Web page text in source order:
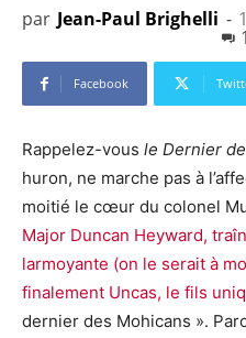
par Jean-Paul Brighelli -
Facebook
Rappelez-vous le Dernier
huron, ne marche pas à
moitié le cœur du colonel
Major Duncan Heyward,
larmoyante (on le serait à
finalement Uncas, le fils
dernier des Mohicans ».